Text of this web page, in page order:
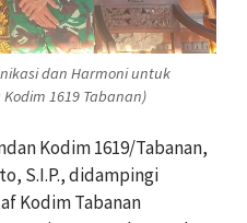
dan Harmoni untuk
1619 Tabanan)
Kodim 1619/Tabanan,
S.I.P., didampingi
Kodim Tabanan